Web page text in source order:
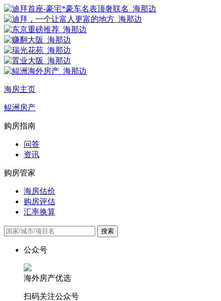
海房主页
鲲洲房产
购房指南
问答
资讯
购房管家
海房估价
购房评估
汇率换算
搜索
公众号
海外房产优选
扫码关注公众号